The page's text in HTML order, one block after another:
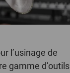
l’usinage de
gamme d’outils